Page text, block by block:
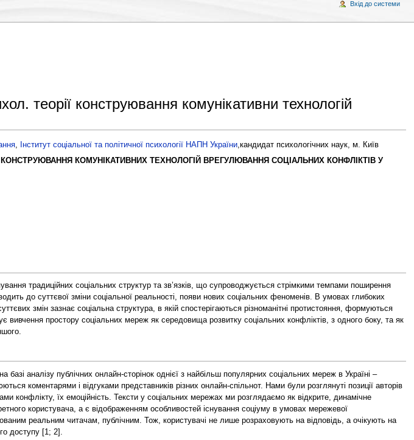
теорії конструювання комунікативни технологій
, Інститут соціальної та політичної психології НАПН України,кандидат психологічних наук, м. Київ
КОМУНІКАТИВНИХ ТЕХНОЛОГІЙ ВРЕГУЛЮВАННЯ СОЦІАЛЬНИХ КОНФЛІКТІВ У
традиційних соціальних структур та зв’язків, що супроводжується стрімкими темпами поширення
до суттєвої зміни соціальної реальності, появи нових соціальних феноменів. В умовах глибоких
змін зазнає соціальна структура, в якій спостерігаються різноманітні протистояння, формуються
вивчення простору соціальних мереж як середовища розвитку соціальних конфліктів, з одного боку, та як
аналізу публічних онлайн-сторінок однієї з найбільш популярних соціальних мереж в Україні –
коментарями і відгуками представників різних онлайн-спільнот. Нами були розглянуті позиції авторів
конфлікту, їх емоційність. Тексти у соціальних мережах ми розглядаємо як відкрите, динамічне
користувача, а є відображенням особливостей існування соціуму в умовах мережевої
реальним читачам, публічним. Тож, користувачі не лише розраховують на відповідь, а очікують на
доступу [1; 2].
Вхід до системи